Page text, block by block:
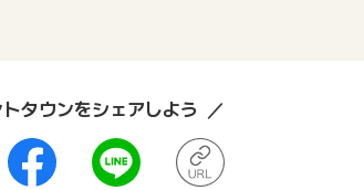
タウンをシェアしよう